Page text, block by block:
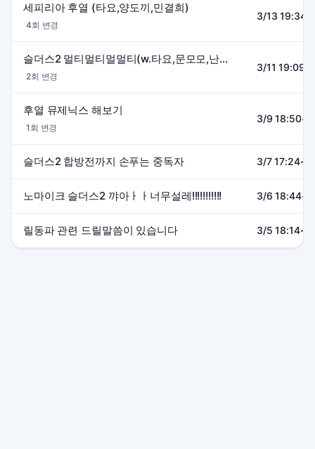
세피리아 후열 (타요,양도끼,민결희)
4회 변경
3/13
슬더스2 멀티멀티멀멀티(w.타요,문모모,난워니)
2회 변경
3/11
후열 뮤제닉스 해보기
1회 변경
3/9
슬더스2 합방전까지 손푸는 중독자 3/7
노마이크 슬더스2 꺄아ㅏㅏ너무설레!!!!!!!!!!! 3/6
릴동파 관련 드릴말씀이 있습니다 3/5